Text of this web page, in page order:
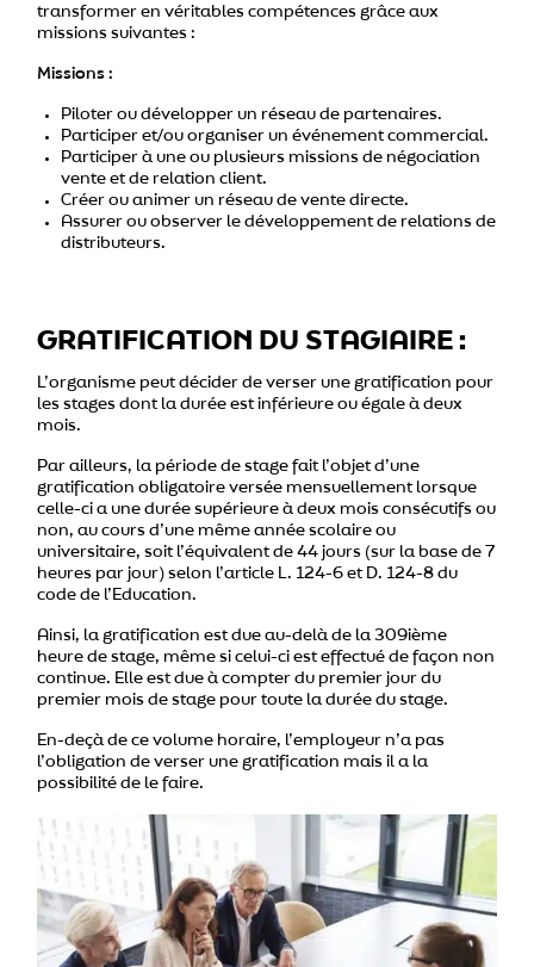
transformer en véritables compétences grâce aux
missions suivantes :
Missions :
Piloter ou développer un réseau de partenaires.
Participer et/ou organiser un événement commercial.
Participer à une ou plusieurs missions de négociation
vente et de relation client.
Créer ou animer un réseau de vente directe.
Assurer ou observer le développement de relations de
distributeurs.
GRATIFICATION DU STAGIAIRE :
L’organisme peut décider de verser une gratification pour
les stages dont la durée est inférieure ou égale à deux
mois.
Par ailleurs, la période de stage fait l’objet d’une
gratification obligatoire versée mensuellement lorsque
celle-ci a une durée supérieure à deux mois consécutifs ou
non, au cours d’une même année scolaire ou
universitaire, soit l’équivalent de 44 jours (sur la base de 7
heures par jour) selon l’article L. 124-6 et D. 124-8 du
code de l’Education.
Ainsi, la gratification est due au-delà de la 309ième
heure de stage, même si celui-ci est effectué de façon non
continue. Elle est due à compter du premier jour du
premier mois de stage pour toute la durée du stage.
En-deçà de ce volume horaire, l’employeur n’a pas
l’obligation de verser une gratification mais il a la
possibilité de le faire.